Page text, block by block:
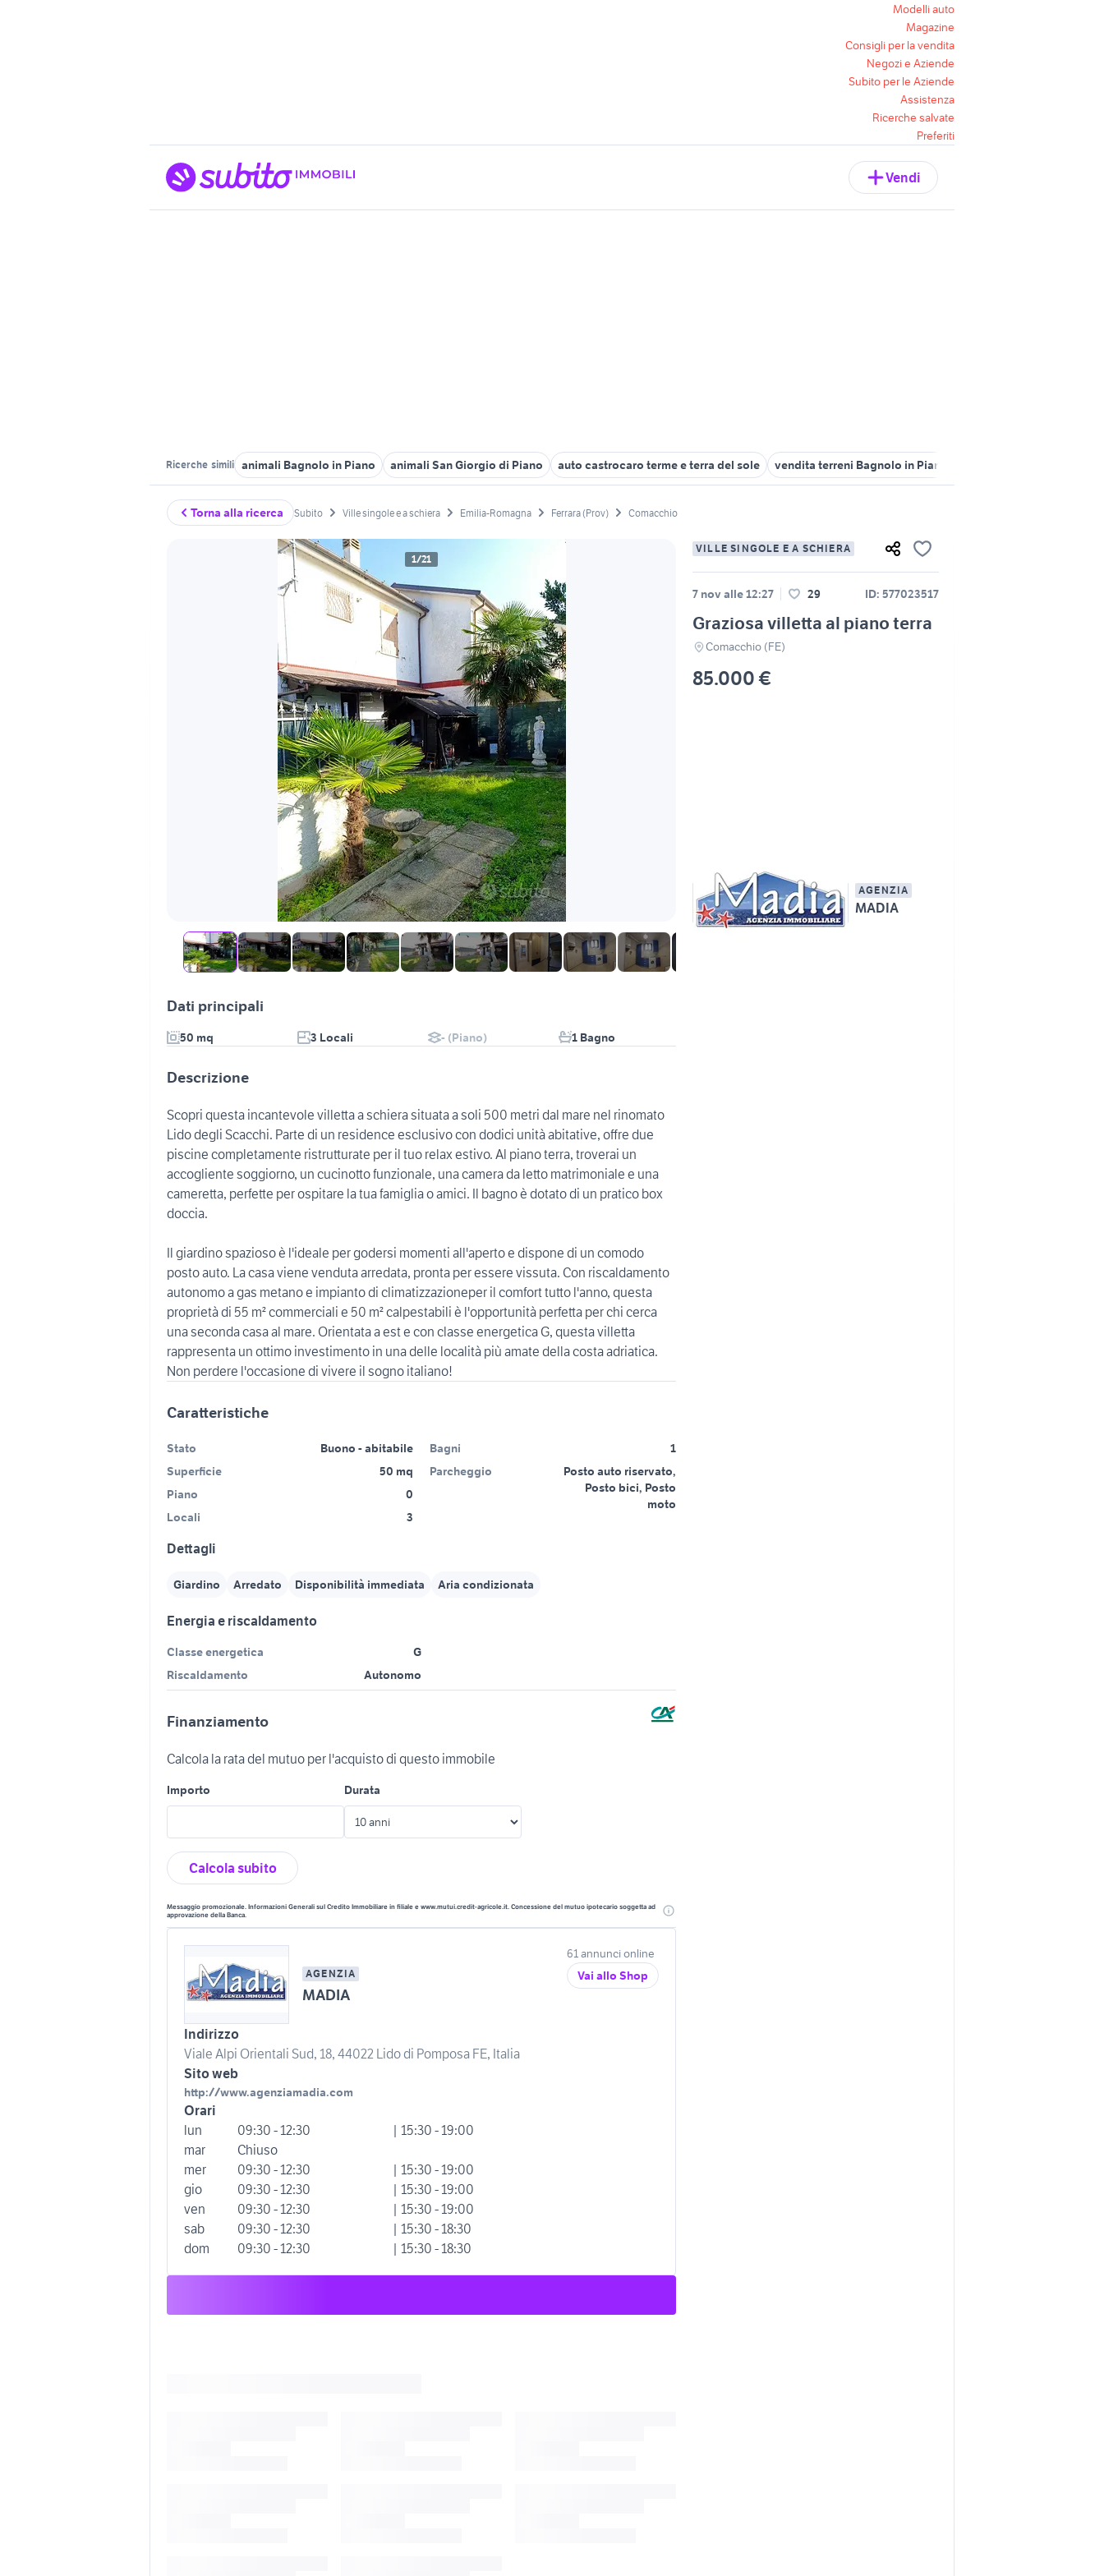
Modelli auto
Magazine
Consigli per la vendita
Negozi e Aziende
Subito per le Aziende
Assistenza
Ricerche salvate
Preferiti
Vendi
Ricerche simili animali Bagnolo in Piano animali San Giorgio di Piano auto castrocaro terme e terra del sole vendita terreni Bagnolo in Piano
Torna alla ricerca Subito Ville singole e a schiera Emilia-Romagna Ferrara (Prov) Comacchio
1/21
VILLE SINGOLE E A SCHIERA
7 nov alle 12:27 29 ID: 577023517
Graziosa villetta al piano terra
Comacchio (FE)
85.000 €
AGENZIA
MADIA
Dati principali
50 mq 3 Locali - (Piano) 1 Bagno
Descrizione
Scopri questa incantevole villetta a schiera situata a soli 500 metri dal mare nel rinomato
Lido degli Scacchi. Parte di un residence esclusivo con dodici unità abitative, offre due
piscine completamente ristrutturate per il tuo relax estivo. Al piano terra, troverai un
accogliente soggiorno, un cucinotto funzionale, una camera da letto matrimoniale e una
cameretta, perfette per ospitare la tua famiglia o amici. Il bagno è dotato di un pratico box
doccia.
Il giardino spazioso è l'ideale per godersi momenti all'aperto e dispone di un comodo
posto auto. La casa viene venduta arredata, pronta per essere vissuta. Con riscaldamento
autonomo a gas metano e impianto di climatizzazioneper il comfort tutto l'anno, questa
proprietà di 55 m² commerciali e 50 m² calpestabili è l'opportunità perfetta per chi cerca
una seconda casa al mare. Orientata a est e con classe energetica G, questa villetta
rappresenta un ottimo investimento in una delle località più amate della costa adriatica.
Non perdere l'occasione di vivere il sogno italiano!
Caratteristiche
Stato
Buono - abitabile
Superficie
50 mq
Piano
0
Locali
3
Bagni
1
Parcheggio
Posto auto riservato,
Posto bici, Posto
moto
Dettagli
Giardino Arredato Disponibilità immediata Aria condizionata
Energia e riscaldamento
Classe energetica
G
Riscaldamento
Autonomo
Finanziamento
Calcola la rata del mutuo per l'acquisto di questo immobile
Importo Durata
Calcola subito
Messaggio promozionale. Informazioni Generali sul Credito Immobiliare in filiale e www.mutui.credit-agricole.it. Concessione del mutuo ipotecario soggetta ad
approvazione della Banca.
AGENZIA
MADIA
Indirizzo
Viale Alpi Orientali Sud, 18, 44022 Lido di Pomposa FE, Italia
Sito web
http://www.agenziamadia.com
Orari
lun
09:30 - 12:30
| 15:30 - 19:00
mar
Chiuso
mer
09:30 - 12:30
| 15:30 - 19:00
gio
09:30 - 12:30
| 15:30 - 19:00
ven
09:30 - 12:30
| 15:30 - 19:00
sab
09:30 - 12:30
| 15:30 - 18:30
dom
09:30 - 12:30 | 15:30 - 18:30
61 annunci online
Vai allo Shop